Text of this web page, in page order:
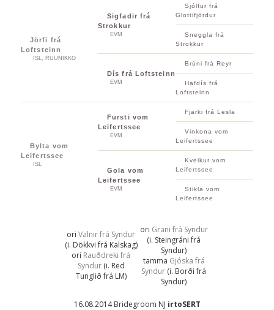
Jörfi frá
Loftsteinn
ISL, RUUNIKKO
Sigfadir frá
Strokkur
EVM
Sjólfur frá
Glottifjördur
Sneggla frá
Strokkur
Dís frá Loftsteinn
EVM
Brúni frá Reyr
Hafdís frá
Loftsteinn
Bylta vom
Leifertssee
ISL
Fursti vom
Leifertssee
EVM
Fjarki frá Lesla
Vinkona vom
Leifertssee
Gola vom
Leifertssee
EVM
Kveikur vom
Leifertssee
Stikla vom
Leifertssee
ori Valnir frá Syndur
(i. Dökkvi frá Kalskag)
ori Rauðdreki frá
Syndur(i. Red
Tunglið frá LM)
ori Grani frá Syndur
(i. Steingráni frá
Syndur)
tamma Gjóska frá
Syndur (i. Borði frá
Syndur)
16.08.2014 Bridegroom NJ irtoSERT